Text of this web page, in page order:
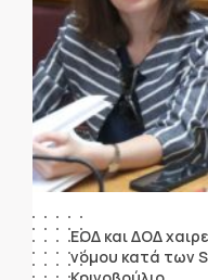
ΕΟΔ και ΔΟΔ
νόμου κατά των